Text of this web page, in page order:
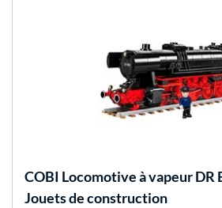
COBI Locomotive à vapeur DR
Jouets de construction